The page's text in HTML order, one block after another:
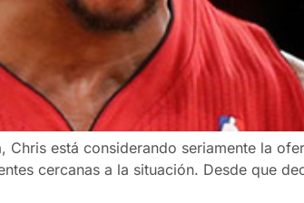
está considerando seriamente la
cercanas a la situación. Desde que